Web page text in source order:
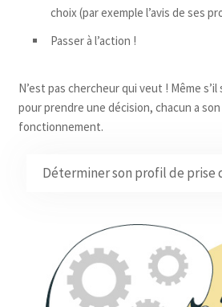
choix (par exemple l’avis de ses
Passer à l’action !
N’est pas chercheur qui veut ! Même
pour prendre une décision, chacun a
fonctionnement.
Déterminer son profil de prise
choix permet de se rendre compte
ses difficultés.
Le SIEP a créé un questionnaire qui
découvrir son profil de prise de